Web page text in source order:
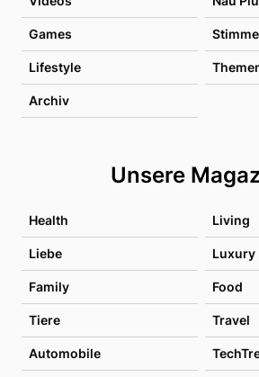
Games
Lifestyle
Archiv
Unsere
Health Living
Liebe Luxury
Family Food
Tiere Travel
Automobile